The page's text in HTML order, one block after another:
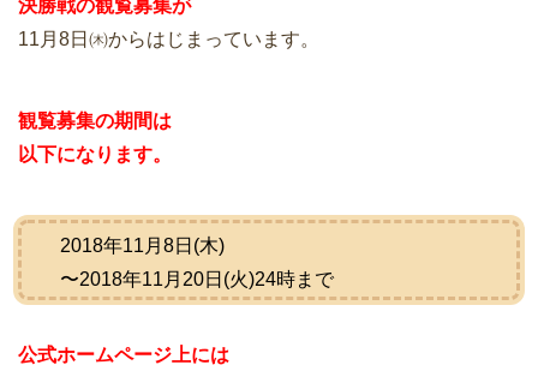
決勝戦の観覧募集が
11月8日㈭からはじまっています。
観覧募集の期間は
以下になります。
2018年11月8日(木)
〜2018年11月20日(火)24時まで
公式ホームページ上には